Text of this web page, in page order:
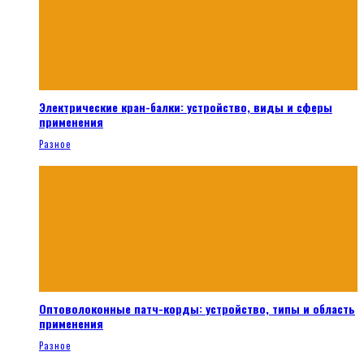
Электрические кран-балки: устройство, виды и сферы
применения
Разное
Оптоволоконные патч-корды: устройство, типы и область
применения
Разное